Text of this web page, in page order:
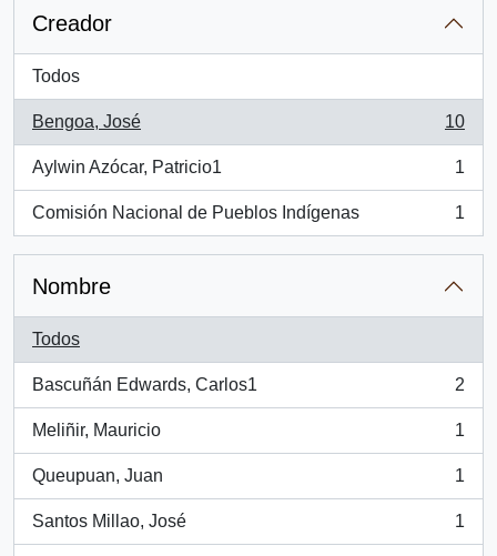
Creador
Todos
Bengoa, José
, 10 resultados
10
Aylwin Azócar, Patricio1
, 1 resultados
1
Comisión Nacional de Pueblos Indígenas
, 1 resultados
1
Nombre
Todos
Bascuñán Edwards, Carlos1
, 2 resultados
2
Meliñir, Mauricio
, 1 resultados
1
Queupuan, Juan
, 1 resultados
1
Santos Millao, José
, 1 resultados
1